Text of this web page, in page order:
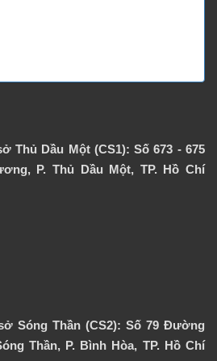
Thủ Dầu Một (CS1): Số 673 - 675
P. Thủ Dầu Một, TP. Hồ Chí
Sóng Thần (CS2): Số 79 Đường
Thần, P. Bình Hòa, TP. Hồ Chí